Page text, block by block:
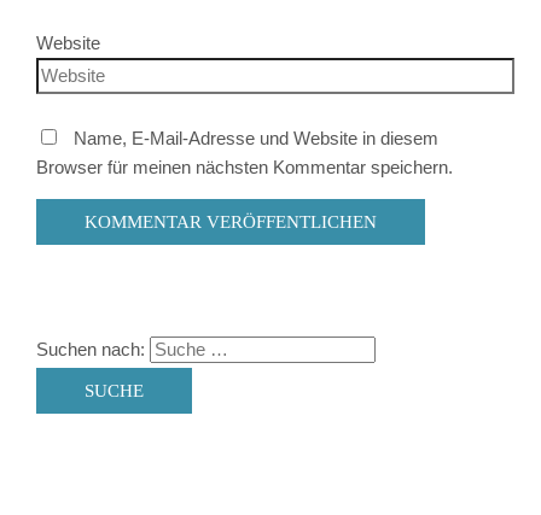
Website
Name, E-Mail-Adresse und Website in diesem
Browser für meinen nächsten Kommentar speichern.
Suchen nach: